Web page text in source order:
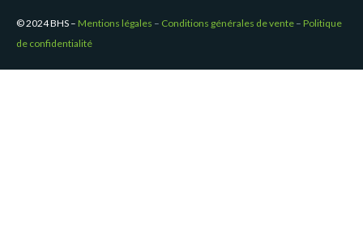
© 2024 BHS – Mentions légales – Conditions générales de vente – Politique
de confidentialité